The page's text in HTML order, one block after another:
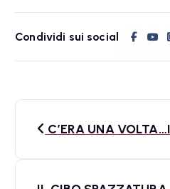
Condividi sui social
C’ERA UNA